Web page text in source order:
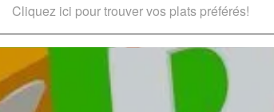
Cliquez ici pour trouver vos plats préférés!